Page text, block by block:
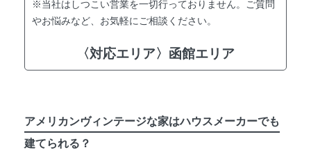
※当社はしつこい営業を一切行っておりません。ご質問
やお悩みなど、お気軽にご相談ください。
〈対応エリア〉函館エリア
アメリカンヴィンテージな家はハウスメーカーでも
建てられる？